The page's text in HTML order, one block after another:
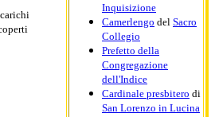
Inquisizione
Camerlengo del Sacro
Collegio
Prefetto della
Congregazione
dell'Indice
Cardinale presbitero di
San Lorenzo in Lucina